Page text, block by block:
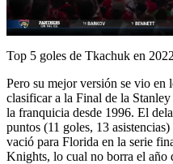
Top 5 goles de Tkachuk en
Pero su mejor versión se vio en
clasificar a la Final de la
la franquicia desde 1996. El
puntos (11 goles, 13
vació para Florida en la serie
Knights, lo cual no borra el año